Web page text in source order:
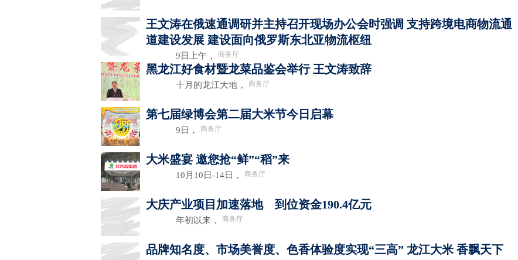
王文涛在俄速通调研并主持召开现场办公会时强调 支持跨境电商物流通
道建设发展 建设面向俄罗斯东北亚物流枢纽
9日上午， 商务厅
黑龙江好食材暨龙菜品鉴会举行 王文涛致辞
十月的龙江大地， 商务厅
第七届绿博会第二届大米节今日启幕
9日， 商务厅
大米盛宴 邀您抢“鲜”“稻”来
10月10日-14日， 商务厅
大庆产业项目加速落地 到位资金190.4亿元
年初以来， 商务厅
品牌知名度、市场美誉度、色香体验度实现“三高” 龙江大米 香飘天下